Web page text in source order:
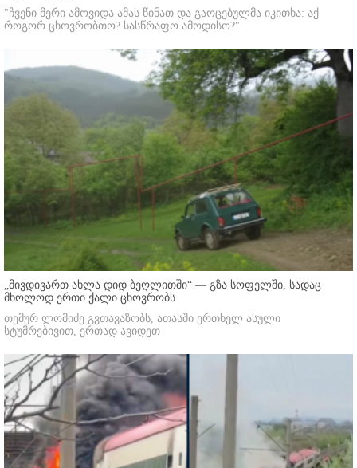
"ჩვენი მერი ამოვიდა ამას წინათ და გაოცებულმა იკითხა: აქ
როგორ ცხოვრობთო? სასწრაფო ამოდისო?"
„მივდივართ ახლა დიდ ბეღლითში“ — გზა სოფელში, სადაც
მხოლოდ ერთი ქალი ცხოვრობს
თემურ ლომიძე გვთავაზობს, ათასში ერთხელ ასული
სტუმრებივით, ერთად ავიდეთ